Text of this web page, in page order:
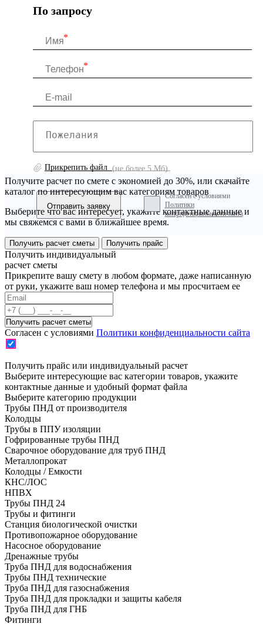
По запросу
Прикрепить файл (не более 5 Мб)
Согласен с условиями
Политики
конфиденциальности сайта
Получите расчет по смете с экономией до 30%, или скачайте
каталог по интересующим вас категориям товаров
Выберите что вас интересует, укажите контактные данные и
мы свяжемся с вами в ближайшее время.
Получить расчет сметы Получить прайс
Получить индивидуальный
расчет сметы
Прикрепите вашу смету в любом формате, даже написанную
от руки, укажите ваш номер телефона и мы просчитаем ее
Согласен с условиями Политики конфиденциальности сайта
Получить прайс или индивидуальный расчет
Выберите интересующие вас категории товаров, укажите
контактные данные и удобный формат файла
Выберите категорию продукции
Трубы ПНД от производителя
Колодцы
Трубы в ППУ изоляции
Гофрированные трубы ПНД
Сварочное оборудование для труб ПНД
Металлопрокат
Колодцы / Емкости
КНС/ЛОС
НПВХ
Трубы ПНД 24
Трубы и фитинги
Cтанция биологической очистки
Противопожарное оборудование
Насосное оборудование
Дренажные трубы
Труба ПНД для водоснабжения
Трубы ПНД технические
Труба ПНД для газоснабжения
Труба ПНД для прокладки и защиты кабеля
Труба ПНД для ГНБ
Фитинги